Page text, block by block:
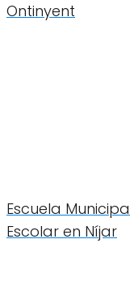
Ontinyent
Escuela
Escolar en Níjar